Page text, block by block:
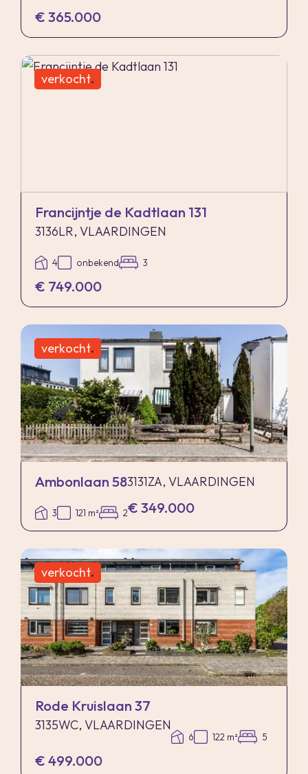
€ 365.000
verkocht.
Francijntje de Kadtlaan 131
3136LR, VLAARDINGEN
4 onbekend 3
€ 749.000
verkocht.
Ambonlaan 583131ZA, VLAARDINGEN
3 121 m² 2€ 349.000
verkocht.
Rode Kruislaan 37
3135WC, VLAARDINGEN
6 122 m² 5
€ 499.000